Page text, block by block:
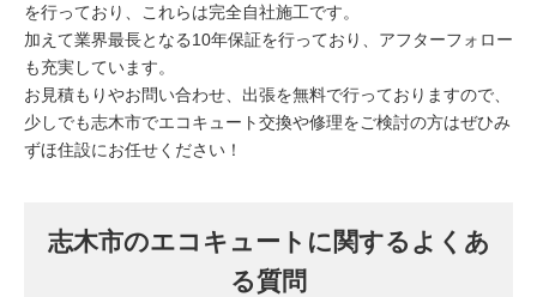
を行っており、これらは完全自社施工です。
加えて業界最長となる10年保証を行っており、アフターフォロー
も充実しています。
お見積もりやお問い合わせ、出張を無料で行っておりますので、
少しでも志木市でエコキュート交換や修理をご検討の方はぜひみ
ずほ住設にお任せください！
志木市のエコキュートに関するよくあ
る質問